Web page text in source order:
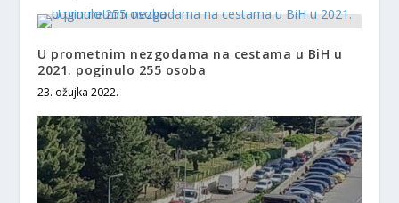
U prometnim nezgodama na cestama u BiH u
2021. poginulo 255 osoba
23. ožujka 2022.